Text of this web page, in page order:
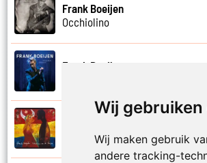
Wij
Wij maken gebruik
andere tracking-
Frank Boeijen
Occhiolino
Frank Boeijen
Onder ons